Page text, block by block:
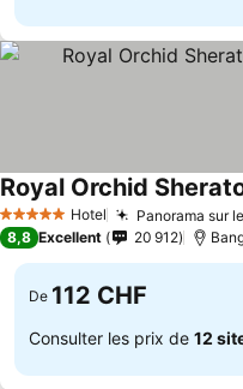
5 Étoiles Hotel Panorama sur
Consulter les prix
8,8 Excellent 20 912
De 112 CHF
Consulter les prix de 12